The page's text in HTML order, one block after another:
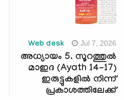
Web desk Jul 7, 2026
അധ്യായം 5. സൂറത്തുല്‍
മാഇദ (Ayath 14-17)
ഇരുട്ടുകളില്‍ നിന്ന്
പ്രകാശത്തിലേക്ക്